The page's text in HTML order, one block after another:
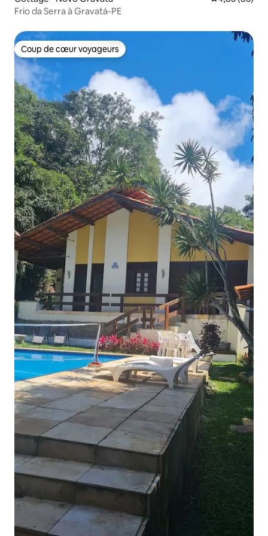
Frio da Serra à Gravatá-PE
Coup de cœur voyageurs
Coup de cœur voyageurs